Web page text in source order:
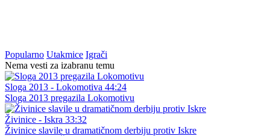
Popularno Utakmice Igrači
Nema vesti za izabranu temu
Sloga 2013 - Lokomotiva 44:24
Sloga 2013 pregazila Lokomotivu
Živinice - Iskra 33:32
Živinice slavile u dramatičnom derbiju protiv Iskre